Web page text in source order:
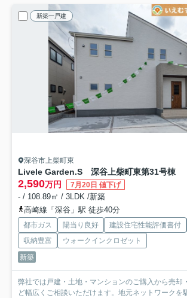
新築一戸建
深谷市上柴町東
Livele Garden.S 深谷上柴町東第31号棟
2,590万円 7月20日 値下げ
- / 108.89㎡ / 3LDK /新築
高崎線「深谷」駅 徒歩40分
都市ガス 陽当り良好 建設住宅性能評価書付
収納豊富
ウォークインクロゼット
新築
弊社では戸建・土地・マンションのご購入から売却
ど幅広くご相談いただけます。地元ネットワークを